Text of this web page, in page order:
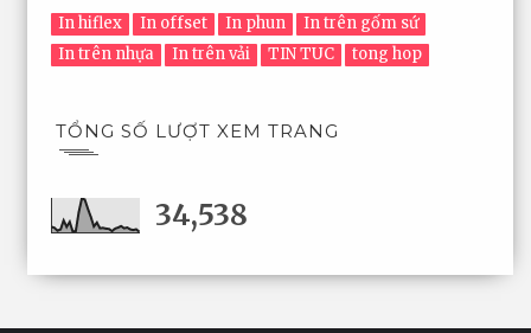
In hiflex In offset In phun
In trên gốm sứ
In trên nhựa
In trên vải TIN TUC tong hop
TỔNG SỐ LƯỢT XEM TRANG
34,538